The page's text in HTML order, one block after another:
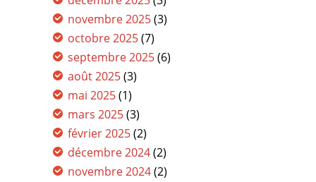
novembre 2025(3)
octobre 2025(7)
septembre 2025(6)
août 2025(3)
mai 2025(1)
mars 2025(3)
février 2025(2)
décembre 2024(2)
novembre 2024(2)